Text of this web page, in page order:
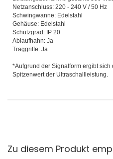
Netzanschluss: 220 - 240 V / 50 Hz
Schwingwanne: Edelstahl
Gehäuse: Edelstahl
Schutzgrad: IP 20
Ablaufhahn: Ja
Traggriffe: Ja
*Aufgrund der Signalform ergibt
Spitzenwert der Ultraschallleistung.
Zu diesem Produkt